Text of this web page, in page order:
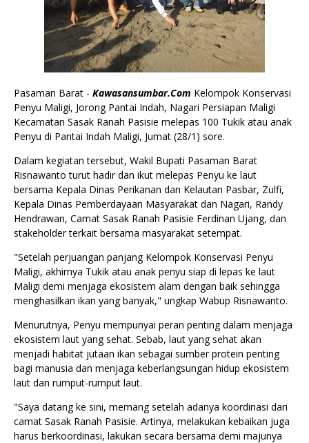
Pasaman Barat - Kawasansumbar.Com Kelompok Konservasi
Penyu Maligi, Jorong Pantai Indah, Nagari Persiapan Maligi
Kecamatan Sasak Ranah Pasisie melepas 100 Tukik atau anak
Penyu di Pantai Indah Maligi, Jumat (28/1) sore.
Dalam kegiatan tersebut, Wakil Bupati Pasaman Barat
Risnawanto turut hadir dan ikut melepas Penyu ke laut
bersama Kepala Dinas Perikanan dan Kelautan Pasbar, Zulfi,
Kepala Dinas Pemberdayaan Masyarakat dan Nagari, Randy
Hendrawan, Camat Sasak Ranah Pasisie Ferdinan Ujang, dan
stakeholder terkait bersama masyarakat setempat.
"Setelah perjuangan panjang Kelompok Konservasi Penyu
Maligi, akhirnya Tukik atau anak penyu siap di lepas ke laut
Maligi demi menjaga ekosistem alam dengan baik sehingga
menghasilkan ikan yang banyak," ungkap Wabup Risnawanto.
Menurutnya, Penyu mempunyai peran penting dalam menjaga
ekosistem laut yang sehat. Sebab, laut yang sehat akan
menjadi habitat jutaan ikan sebagai sumber protein penting
bagi manusia dan menjaga keberlangsungan hidup ekosistem
laut dan rumput-rumput laut.
"Saya datang ke sini, memang setelah adanya koordinasi dari
camat Sasak Ranah Pasisie. Artinya, melakukan kebaikan juga
harus berkoordinasi, lakukan secara bersama demi majunya